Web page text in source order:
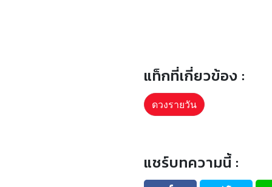
แท็กที่เกี่ยวข้อง :
ดวงรายวัน
แชร์บทความนี้ :